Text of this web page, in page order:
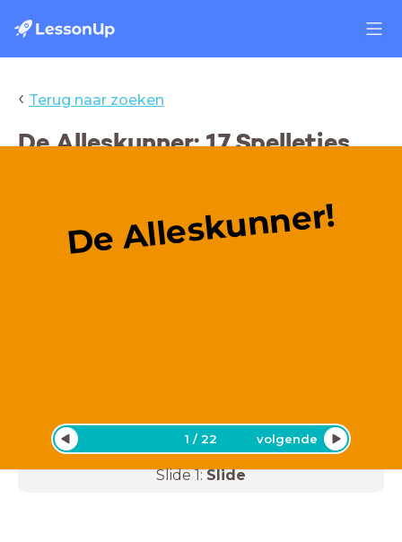
‹ Terug naar zoeken
De Alleskunner: 17 Spelletjes
De Alleskunner!
1 /22 volgende
Slide1:Slide